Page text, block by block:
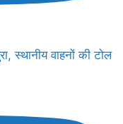
स्थानीय वाहनों की टोल